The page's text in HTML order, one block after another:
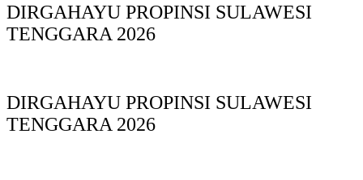
DIRGAHAYU PROPINSI SULAWESI
TENGGARA 2026
DIRGAHAYU PROPINSI SULAWESI
TENGGARA 2026